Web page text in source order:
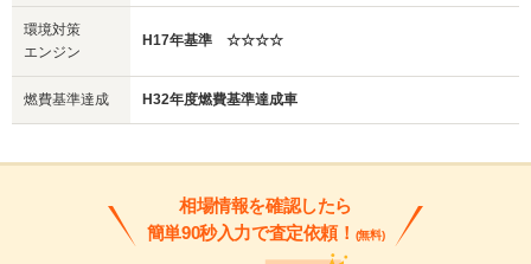
環境対策
エンジン
H17年基準 ☆☆☆☆
燃費基準達成 H32年度燃費基準達成車
相場情報を確認したら
簡単90秒入力で査定依頼！ (無料)